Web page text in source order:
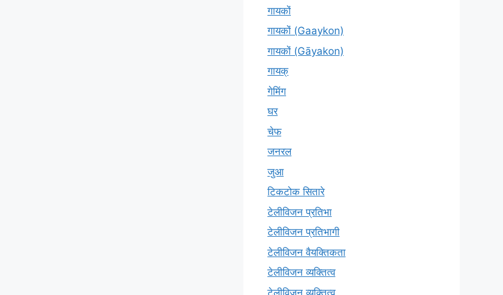
गायकों
गायकों (Gaaykon)
गायकों (Gāyakon)
गायक्
गेमिंग
घर
चेफ
जनरल
जुआ
टिकटोक सितारे
टेलीविजन प्रतिभा
टेलीविजन प्रतिभागी
टेलीविजन वैयक्तिकता
टेलीविजन व्यक्तित्व
टेलीविज़न व्यक्तित्व